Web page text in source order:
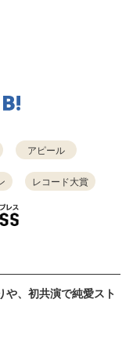
アピール
レコード大賞
や、初共演で純愛スト